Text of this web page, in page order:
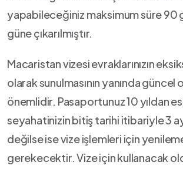
yapabileceğiniz maksimum süre 90
güne çıkarılmıştır.
Macaristan vizesi evraklarınızın
olarak sunulmasının yanında güncel
önemlidir. Pasaportunuz 10 yıldan
seyahatinizin bitiş tarihi itibariyle 3
değilse ise vize işlemleri için
gerekecektir. Vize için kullanacak